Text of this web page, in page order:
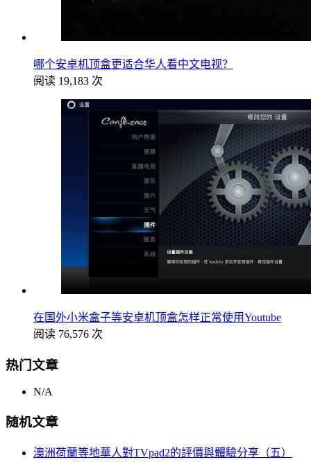
哪个安卓机顶盒更适合华人看中文电视？
阅读 19,183 次
在国外小米盒子等安卓机顶盒怎样正常使用Youtube
阅读 76,576 次
热门文章
N/A
随机文章
澳洲荷蘭等地華人對TVpad2的評價與體驗分享（五）